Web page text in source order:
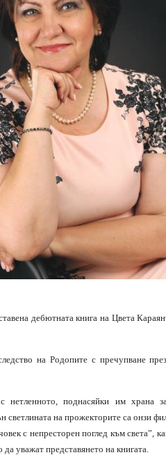
дебютната книга на Цвета
на Родопите с пречупване
нетленното, поднасяйки им храна
светлината на прожекторите са онзи
с непресторен поглед към света”,
уважат представянето на книгата.